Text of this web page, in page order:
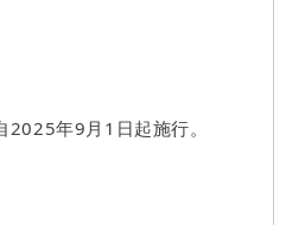
年9月1日起施行。